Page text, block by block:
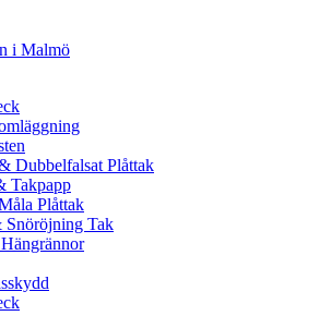
i Malmö
Dubbelfalsat Plåttak
Takpapp
Plåttak
Snöröjning Tak